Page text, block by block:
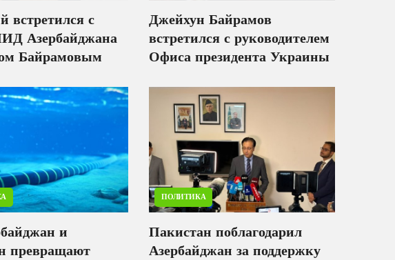
встретился с
Азербайджана
Байрамовым
Джейхун Байрамов
встретился с руководителем
Офиса президента Украины
и
превращают
ПОЛИТИКА
Пакистан поблагодарил
Азербайджан за поддержку